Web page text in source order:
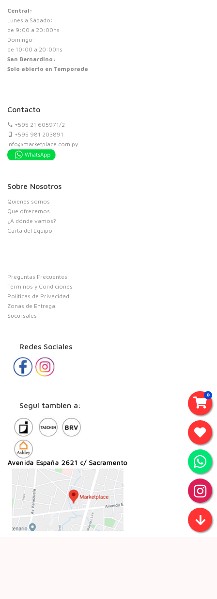
Central:
Lunes a Sábado:
de 9:00 a 20:00hs
Domingo:
de 10:00 a 20:00hs
San Bernardino:
Solo abierto en Temporada
Contacto
+595 21 605971/2
+595 981 203891
info@marketplace.com.py
Sobre Nosotros
Quienes somos
Que ofrecemos
¿A dónde vamos?
Carta del Equipo
Preguntas Frecuentes
Terminos y Condiciones
Politicas de Privacidad
Zonas de Entrega
Sucursales
Redes Sociales
Segui tambien a:
0